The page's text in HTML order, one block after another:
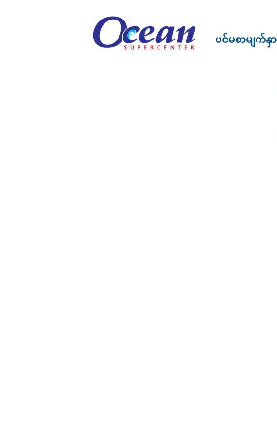
ပင်မစာမျက်နှာ